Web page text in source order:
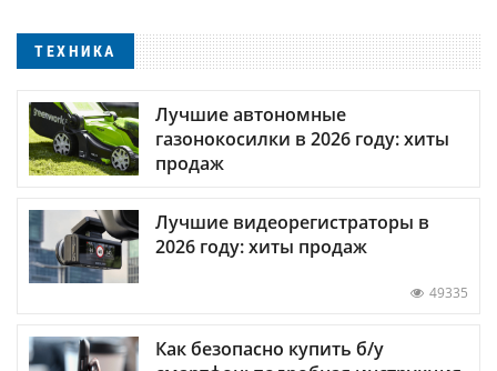
ТЕХНИКА
Лучшие автономные
газонокосилки в 2026 году: хиты
продаж
Лучшие видеорегистраторы в
2026 году: хиты продаж
49335
Как безопасно купить б/у